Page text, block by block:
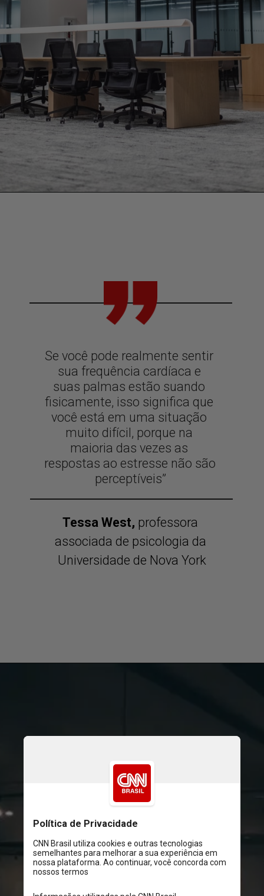
Se você pode realmente sentir
sua frequência cardíaca e
suas palmas estão suando
fisicamente, isso significa que
você está em uma situação
muito difícil, porque na
maioria das vezes as
respostas ao estresse não são
perceptíveis”
Tessa West, professora
associada de psicologia da
Universidade de Nova York
alguém que não contribui para
seus objetivos de trabalho
também pode ser um
indicador, disse ela. Você
sente que esteve ocupado o
dia todo, mas mal concluiu